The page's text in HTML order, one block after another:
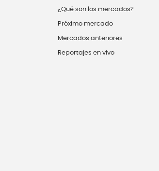
¿Qué son los mercados?
Próximo mercado
Mercados anteriores
Reportajes en vivo